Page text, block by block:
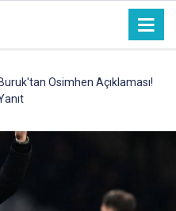
Osimhen Açıklaması!